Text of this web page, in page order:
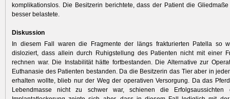
komplika­tionslos. Die Besitzerin berichtete, dass der Patient die
besser belastete.
Diskussion
In diesem Fall waren die Fragmente der längs frakturierten Patella so
disloziert, dass allein durch Ruhigstellung des Patienten nicht mit einer
rechnen war. Die Instabilität hätte fortbestanden. Die Alternative zur
Euthanasie des Patienten bestanden. Da die Besitzerin das Tier aber in
erhalten wollte, blieb nur der Weg der operativen Versorgung. Da das
Lebendmasse nicht zu schwer war, schienen die